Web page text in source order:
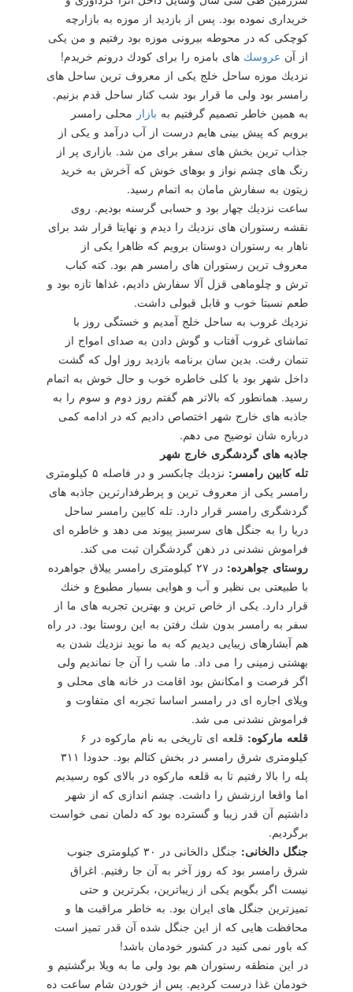
خریداری نموده بود. پس از بازدید از موزه به بازارچه
كوچكی كه در محوطه بیرونی موزه بود رفتیم و من یكی
از آن عروسك های بامزه را برای كودك درونم خریدم!
نزدیك موزه ساحل خلج یكی از معروف ترین ساحل های
رامسر بود ولی ما قرار بود شب كنار ساحل قدم بزنیم.
به همین خاطر تصمیم گرفتیم به بازار محلی رامسر
برویم كه پیش بینی هایم درست از آب درآمد و یكی از
جذاب ترین بخش های سفر برای من شد. بازاری پر از
رنگ های چشم نواز و بوهای خوش كه آخرش به خرید
زیتون به سفارش مامان به اتمام رسید.
ساعت نزدیك چهار بود و حسابی گرسنه بودیم. روی
نقشه رستوران های نزدیك را دیدم و نهایتا قرار شد برای
ناهار به رستوران دوستان برویم كه ظاهرا یكی از
معروف ترین رستوران های رامسر هم بود. كته كباب
ترش و چلوماهی قزل آلا سفارش دادیم، غذاها تازه بود و
طعم نسبتا خوب و قابل قبولی داشت.
نزدیك غروب به ساحل خلج آمدیم و خستگی روز با
تماشای غروب آفتاب و گوش دادن به صدای امواج از
تنمان رفت. بدین سان برنامه بازدید روز اول كه گشت
داخل شهر بود با كلی خاطره خوب و حال خوش به اتمام
رسید. همانطور كه بالاتر هم گفتم روز دوم و سوم را به
جاذبه های خارج شهر اختصاص دادیم كه در ادامه كمی
درباره شان توضیح می دهم.
جاذبه های گردشگری خارج شهر
تله كابین رامسر:
نزدیك چابكسر و در فاصله ۵ كیلومتری
رامسر یكی از معروف ترین و پرطرفدارترین جاذبه های
گردشگری رامسر قرار دارد. تله كابین رامسر ساحل
دریا را به جنگل های سرسبز پیوند می دهد و خاطره ای
فراموش نشدنی در ذهن گردشگران ثبت می كند.
روستای جواهرده:
در ۲۷ كیلومتری رامسر ییلاق جواهرده
با طبیعتی بی نظیر و آب و هوایی بسیار مطبوع و خنك
قرار دارد. یكی از خاص ترین و بهترین تجربه های ما از
سفر به رامسر بدون شك رفتن به این روستا بود. در راه
هم آبشارهای زیبایی دیدیم كه به ما نوید نزدیك شدن به
بهشتی زمینی را می داد. ما شب را آن جا نماندیم ولی
اگر فرصت و امكانش بود اقامت در خانه های محلی و
ویلای اجاره ای در رامسر اساسا تجربه ای متفاوت و
فراموش نشدنی می شد.
قلعه ماركوه:
قلعه ای تاریخی به نام ماركوه در ۶
كیلومتری شرق رامسر در بخش كتالم بود. حدودا ۳۱۱
پله را بالا رفتیم تا به قلعه ماركوه در بالای كوه رسیدیم
اما واقعا ارزشش را داشت. چشم اندازی كه از شهر
داشتیم آن قدر زیبا و گسترده بود كه دلمان نمی خواست
برگردیم.
جنگل دالخانی:
جنگل دالخانی در ۳۰ كیلومتری جنوب
شرق رامسر بود كه روز آخر به آن جا رفتیم. اغراق
نیست اگر بگویم یكی از زیباترین، بكرترین و حتی
تمیزترین جنگل های ایران بود. به خاطر مراقبت ها و
محافظت هایی كه از این جنگل شده آن قدر تمیز است
كه باور نمی كنید در كشور خودمان باشد!
در این منطقه رستوران هم بود ولی ما به ویلا برگشتیم و
خودمان غذا درست كردیم. پس از خوردن شام ساعت ده